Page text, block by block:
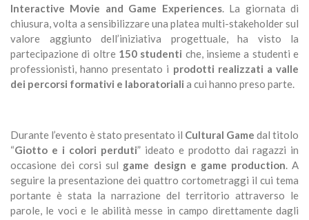
Interactive Movie and Game Experiences. La giornata di
chiusura, volta a sensibilizzare una platea multi-stakeholder sul
valore aggiunto dell’iniziativa progettuale, ha visto la
partecipazione di oltre150 studenti che, insieme a studenti e
professionisti, hanno presentato i prodotti realizzati a valle
dei percorsi formativi e laboratoriali a cui hanno preso parte.
Durante l’evento è stato presentato il Cultural Game dal titolo
“Giotto e i colori perduti” ideato e prodotto dai ragazzi in
occasione dei corsi sul game design e game production. A
seguire la presentazione dei quattro cortometraggi il cui tema
portante è stata la narrazione del territorio attraverso le
parole, le voci e le abilità messe in campo direttamente dagli